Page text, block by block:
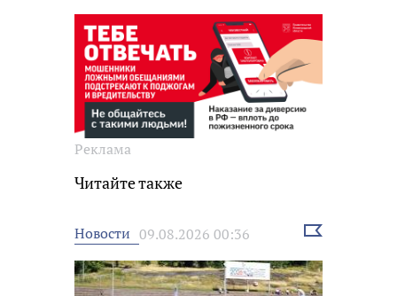
Реклама
Читайте также
Новости 09.08.2026 00:36
Выбрать